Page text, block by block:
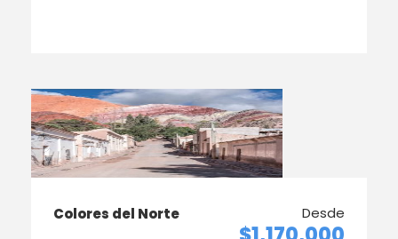
Colores del Norte Desde